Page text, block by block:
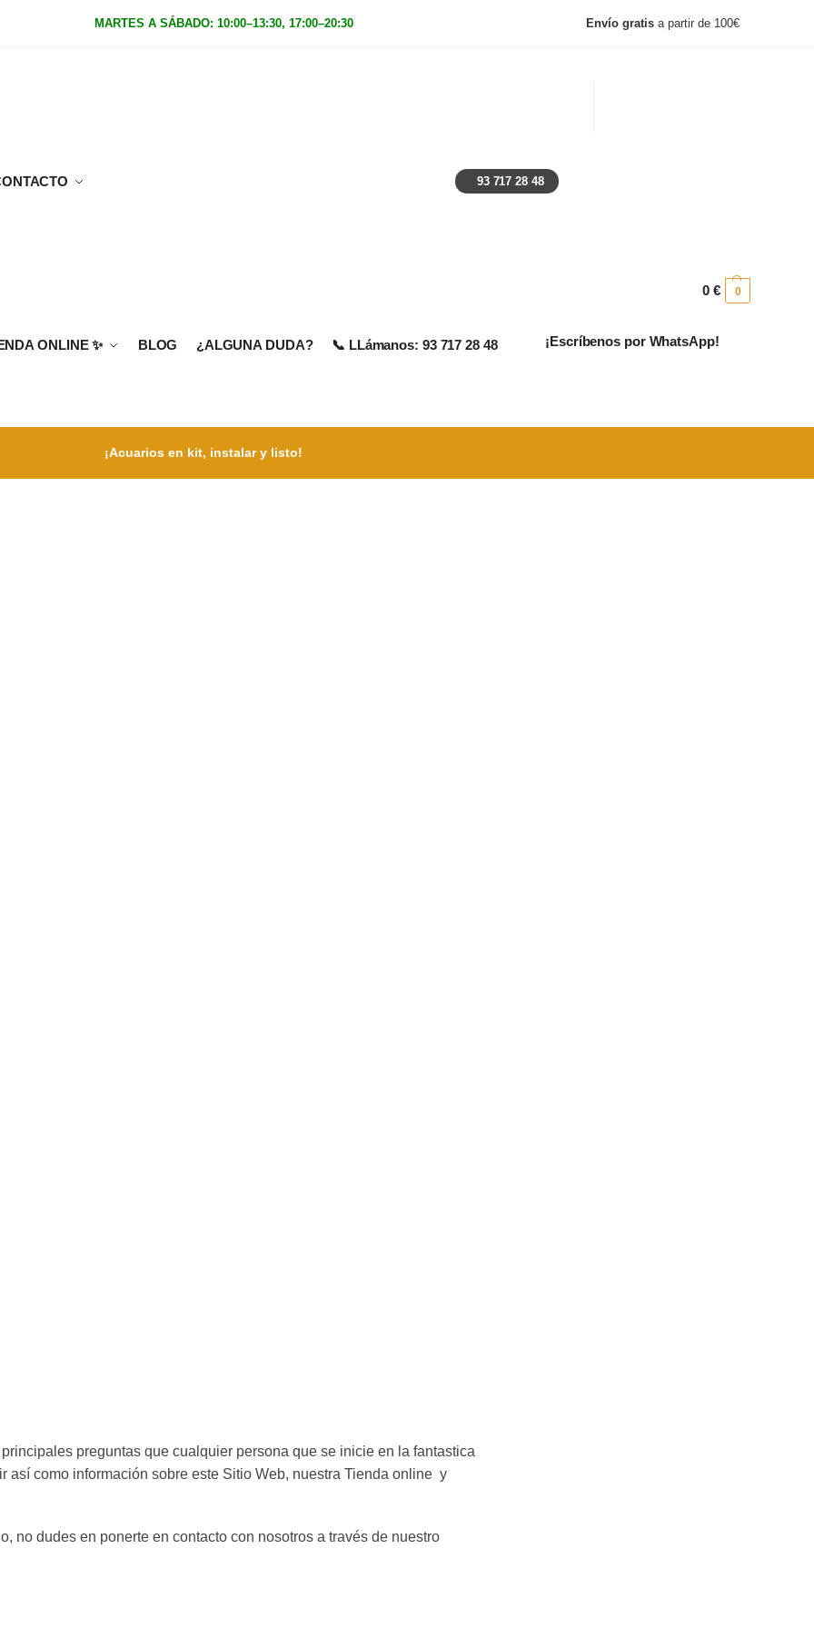
MARTES A SÁBADO: 10:00–13:30, 17:00–20:30| Envío gratis a partir de 100€
93 717 28 48
0€ 0
ONLINE✨ BLOG ¿ALGUNA DUDA? 📞 LLámanos: 93 717 28 48 ¡Escríbenos por WhatsApp!
¡Acuarios en kit, instalar y listo!
preguntas que cualquier persona que se inicie en la fantastica
así como información sobre este Sitio Web, nuestra Tienda online y
no dudes en ponerte en contacto con nosotros a través de nuestro